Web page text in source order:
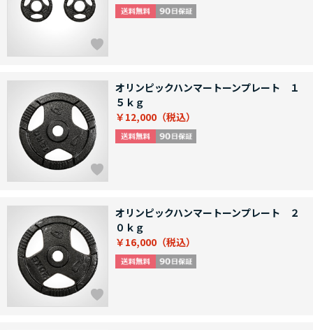
オリンピックハンマートーンプレート １
５ｋｇ
￥12,000
オリンピックハンマートーンプレート ２
０ｋｇ
￥16,000